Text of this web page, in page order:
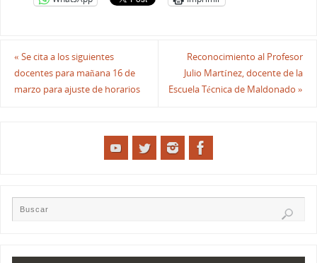
« Se cita a los siguientes
docentes para mañana 16 de
marzo para ajuste de horarios
Reconocimiento al Profesor
Julio Martínez, docente de la
Escuela Técnica de Maldonado»